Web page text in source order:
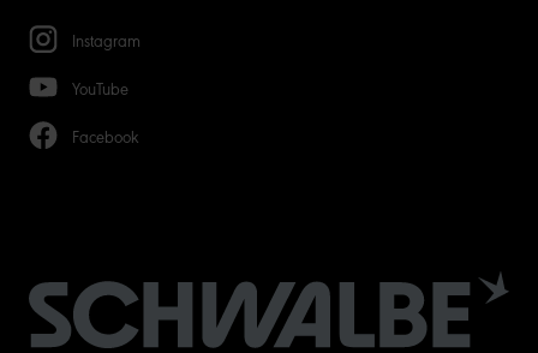
Instagram
YouTube
Facebook